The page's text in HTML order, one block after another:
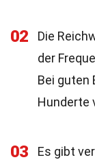
02
Die
der
Bei guten
Hunderte
03
Es gibt